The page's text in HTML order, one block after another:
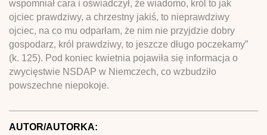
wspomniał cara i oświadczył, że wiadomo, król to jak
ojciec prawdziwy, a chrzestny jakiś, to nieprawdziwy
ojciec, na co mu odparłam, że nim nie przyjdzie dobry
gospodarz, król prawdziwy, to jeszcze długo poczekamy”
(k. 125). Pod koniec kwietnia pojawiła się informacja o
zwycięstwie NSDAP w Niemczech, co wzbudziło
powszechne niepokoje.
AUTOR/AUTORKA: